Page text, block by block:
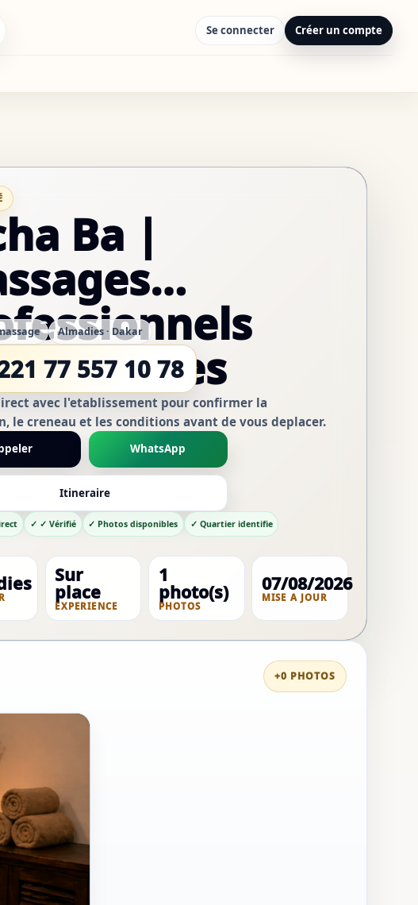
Se connecter Créer un compte
Ba |
Almadies
Almadies · Dakar
77 557 10 78
avec l'etablissement pour confirmer la
le creneau et les conditions avant de vous deplacer.
WhatsApp
Itineraire
✓ ✓ Vérifié ✓ Photos disponibles ✓ Quartier identifie
EXPERIENCE
Sur
place
PHOTOS
1
photo(s) MISE A JOUR
07/08/2026
+0 PHOTOS